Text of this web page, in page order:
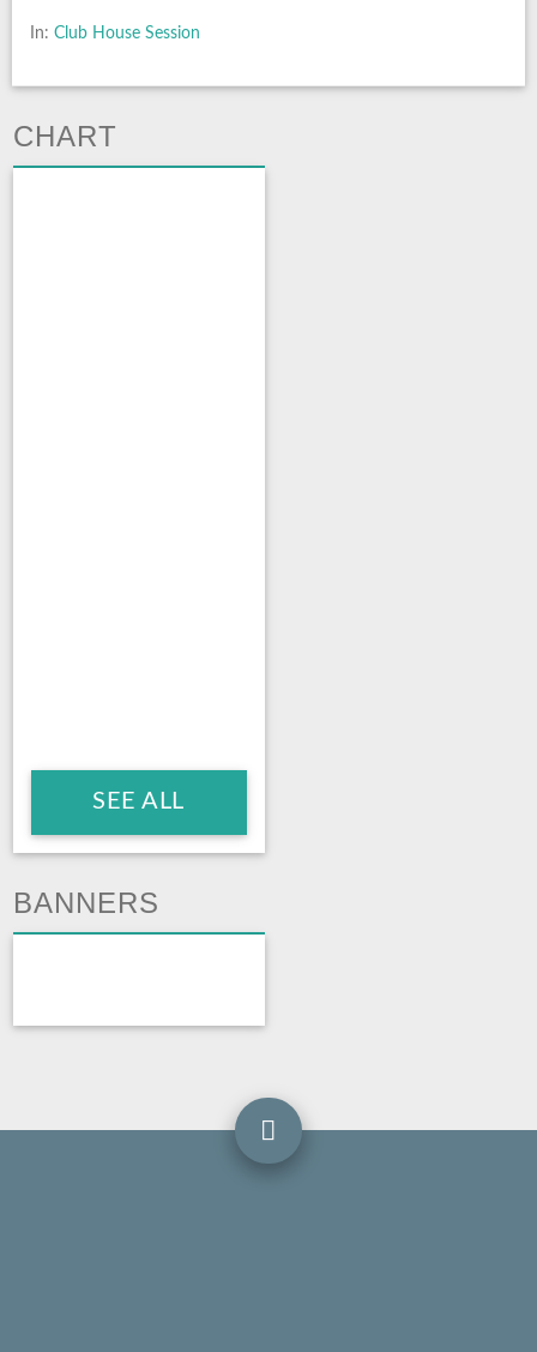
In: Club House Session
CHART
SEE ALL
BANNERS